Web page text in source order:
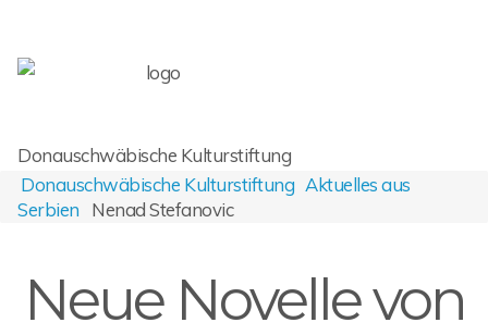
Donauschwäbische Kulturstiftung
Donauschwäbische Kulturstiftung Aktuelles aus
Serbien
Nenad Stefanovic
Neue Novelle von